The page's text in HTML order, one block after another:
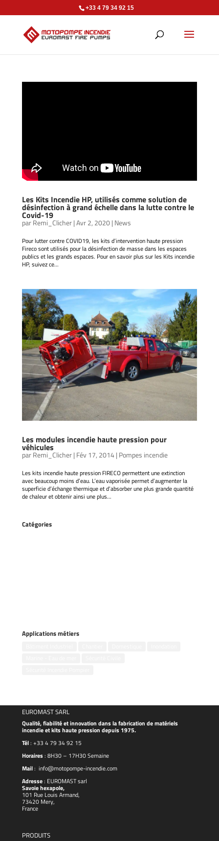
+33 4 79 34 92 15
Les Kits Incendie HP, utilisés comme solution de
désinfection à grand échelle dans la lutte contre le
Covid-19
parRemi_Clicher|Avr 2, 2020| News
Pour lutter contre COVID19, les kits d’intervention haute pression
Fireco sont utilisés pour la désinfection de masse dans les espaces
publics et les grands espaces. Pour en savoir plus sur les Kits incendie
HP, suivez ce...
Les modules incendie haute pression pour
véhicules
parRemi_Clicher| Fév 17, 2014| Pompes incendie
Les kits incendie haute pression FIRECO permettent une extinction
avec beaucoup moins d’eau. L’eau vaporisée permet d’augmenter la
superficie d’échange thermique et d’absorber une plus grande quantité
de chaleur et obtenir ainsi une plus...
Catégories
Applications métiers
EUROMAST SARL
Qualité, fiabilité et innovation dans la fabrication de matériels
incendie et kits haute pression depuis 1975.
Tél: +33 4 79 34 92 15
Horaires: 8H30 – 17H30 Semaine
Mail: info@motopompe-incendie.com
Adresse: EUROMASTsarl
Savoie hexapole,
101 Rue Louis Armand,
73420 Mery,
France
PRODUITS